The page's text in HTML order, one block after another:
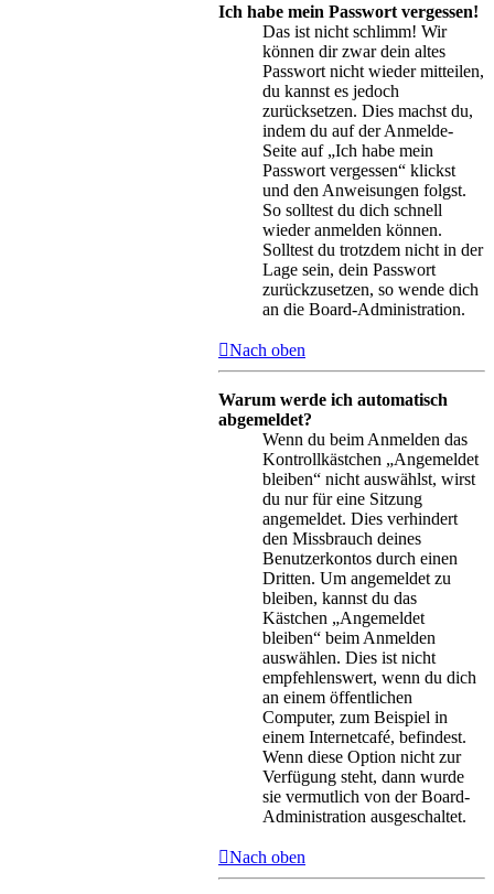
Ich habe mein Passwort vergessen!
Das ist nicht schlimm! Wir
können dir zwar dein altes
Passwort nicht wieder mitteilen,
du kannst es jedoch
zurücksetzen. Dies machst du,
indem du auf der Anmelde-
Seite auf „Ich habe mein
Passwort vergessen“ klickst
und den Anweisungen folgst.
So solltest du dich schnell
wieder anmelden können.
Solltest du trotzdem nicht in der
Lage sein, dein Passwort
zurückzusetzen, so wende dich
an die Board-Administration.
Nach oben
Warum werde ich automatisch
abgemeldet?
Wenn du beim Anmelden das
Kontrollkästchen „Angemeldet
bleiben“ nicht auswählst, wirst
du nur für eine Sitzung
angemeldet. Dies verhindert
den Missbrauch deines
Benutzerkontos durch einen
Dritten. Um angemeldet zu
bleiben, kannst du das
Kästchen „Angemeldet
bleiben“ beim Anmelden
auswählen. Dies ist nicht
empfehlenswert, wenn du dich
an einem öffentlichen
Computer, zum Beispiel in
einem Internetcafé, befindest.
Wenn diese Option nicht zur
Verfügung steht, dann wurde
sie vermutlich von der Board-
Administration ausgeschaltet.
Nach oben